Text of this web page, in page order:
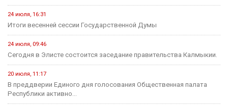
24 июля, 16:31
Итоги весенней сессии Государственной Думы
24 июля, 09:46
Сегодня в Элисте состоится заседание правительства Калмыкии.
20 июля, 11:17
В преддверии Единого дня голосования Общественная палата
Республики активно...